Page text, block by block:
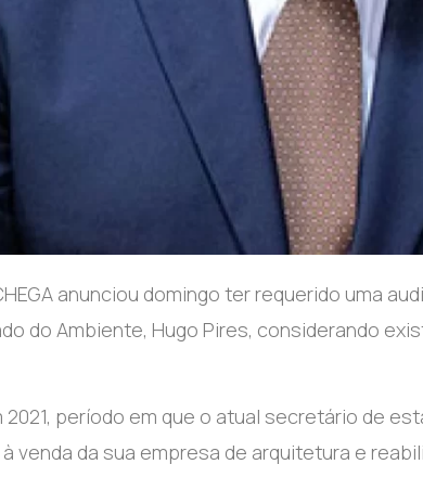
anunciou domingo ter requerido uma
do Ambiente, Hugo Pires, considerando
período em que o atual secretário de
venda da sua empresa de arquitetura e